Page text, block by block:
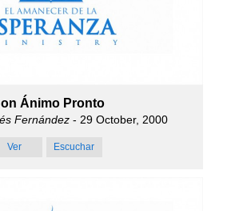
Ánimo Pronto
Fernández - 29 October, 2000
Ver Escuchar